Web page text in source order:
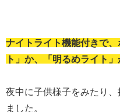
ナイトライト機能付きで
ト」か、「明るめライト」
夜中に子供様子をみたり
ました。